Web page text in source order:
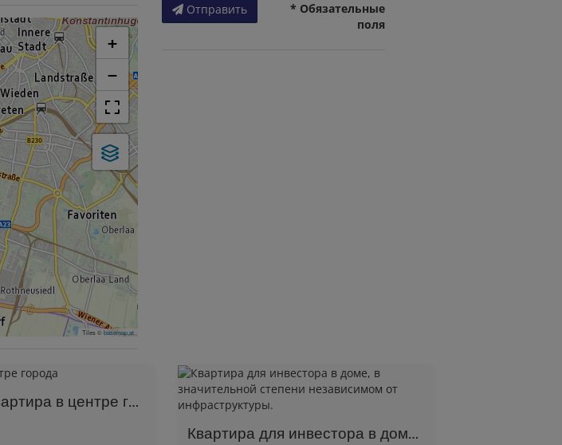
+
−
Tiles ©basemap.at
Отправить
* Обязательные
поля
Квартира в центре города
Квартира для инвестора в доме, в значительной степени независимом от инфраструктуры.